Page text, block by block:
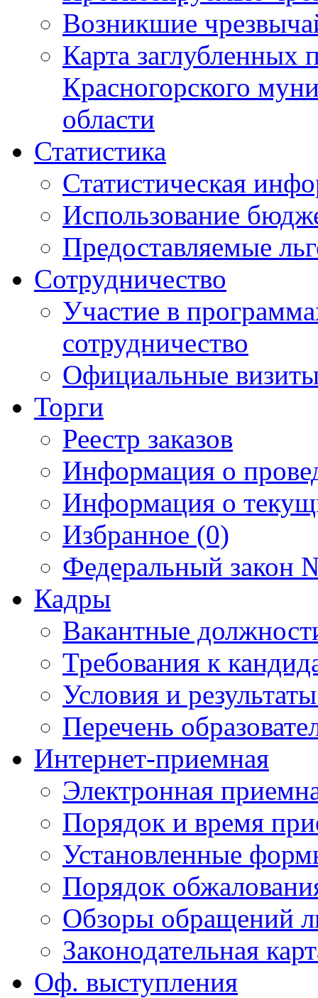
Возникшие
Карта
Красногорского
области
Статистика
Статистическая
Использование
Предоставляемые
Сотрудничество
Участие в
сотрудничество
Официальные
Торги
Реестр заказов
Информация о
Информация о
Избранное (0)
Федеральный закон
Кадры
Вакантные
Требования к
Условия и
Перечень
Интернет-приемная
Электронная
Порядок и время
Установленные
Порядок
Обзоры обращений
Законодательная
Оф. выступления